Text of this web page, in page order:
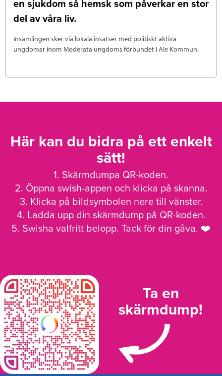
en sjukdom så hemsk som påverkar en stor
del av våra liv.
Insamlingen sker via lokala insatser med politiskt aktiva
ungdomar inom Moderata ungdoms förbundet i Ale Kommun.
Här kan du bidra på ett enkelt
sätt!
1. Skärmdumpa QR-koden.
2. Öppna swish-appen och klicka på skanna.
3. Klicka på bildsymbolen nere till vänster.
4. Ladda upp din skärmdump på QR-koden.
5. Swisha valfritt belopp. Tack för din gåva. ❤️
Ta en
skärmdump!